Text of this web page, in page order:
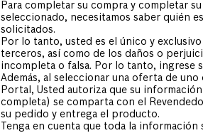
Para completar su compra y completar
seleccionado, necesitamos saber quién
solicitados.
Por lo tanto, usted es el único y
terceros, así como de los daños o
incompleta o falsa. Por lo tanto, ingrese
Además, al seleccionar una oferta de
Portal, Usted autoriza que su
completa) se comparta con el
su pedido y entrega el producto.
Tenga en cuenta que toda la